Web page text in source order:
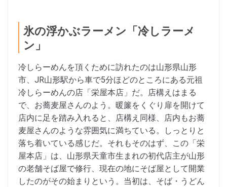
氷の浮かぶラーメン「冷しラーメ
ン」
冷しらーめんを頂くために訪れたのは山形県山形
市、JR山形駅から車で5分ほどのところにある元祖
冷しらーめんの店「栄屋本店」だ。店構えはまる
で、お蕎麦屋さんのよう。暖簾をくぐり扉を開けて
店内に足を踏み入れると、店構え同様、店内もお蕎
麦屋さんのような雰囲気に満ちている。しっとりと
落ち着いている感じだ。それもそのはず、この「栄
屋本店」は、山形県天童市生まれの初代店主が山形
の老舗そば屋で修行、現在の地にそば屋として開業
したのがその始まりという。当初は、そば・うどん